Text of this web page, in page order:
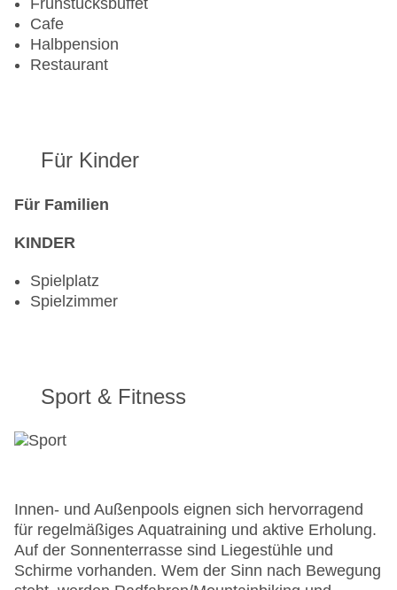
Frühstücksbuffet
Cafe
Halbpension
Restaurant
Für Kinder
Für Familien
KINDER
Spielplatz
Spielzimmer
Sport & Fitness
Innen- und Außenpools eignen sich hervorragend
für regelmäßiges Aquatraining und aktive Erholung.
Auf der Sonnenterrasse sind Liegestühle und
Schirme vorhanden. Wem der Sinn nach Bewegung